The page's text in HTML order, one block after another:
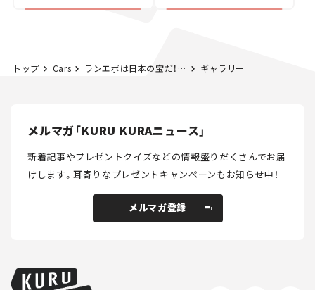
トップ Cars ランエボは日本の宝だ！ 海外で人気沸騰中「三菱ランサー・エボリューション」── 【世界の名車・珍車図鑑】Vol.04 ギャラリー
メルマガ「KURU KURAニュース」
新着記事やプレゼントクイズなどの情報盛りだくさんでお届
けします。耳寄りなプレゼントキャンペーンもお知らせ中！
メルマガ登録